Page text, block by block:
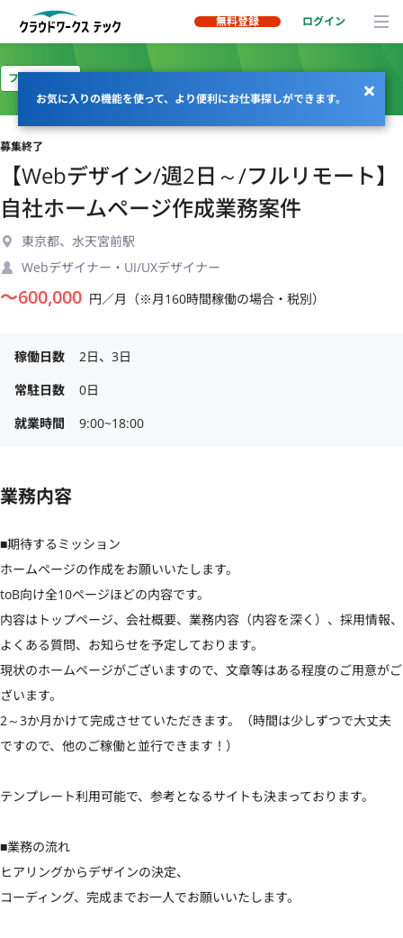
無料登録 ログイン
お気に入りの機能を使って、より便利にお仕事探しができます。
フルリモート
募集終了
【Webデザイン/週2日～/フルリモート】
自社ホームページ作成業務案件
東京都、水天宮前駅
Webデザイナー・UI/UXデザイナー
〜600,000 円／月（※月160時間稼働の場合・税別）
稼働日数
2日、3日
常駐日数
0日
就業時間
9:00~18:00
業務内容
■期待するミッション
ホームページの作成をお願いいたします。
toB向け全10ページほどの内容です。
内容はトップページ、会社概要、業務内容（内容を深く）、採用情報、
よくある質問、お知らせを予定しております。
現状のホームページがございますので、文章等はある程度のご用意がご
ざいます。
2～3か月かけて完成させていただきます。（時間は少しずつで大丈夫
ですので、他のご稼働と並行できます！）
テンプレート利用可能で、参考となるサイトも決まっております。
■業務の流れ
ヒアリングからデザインの決定、
コーディング、完成までお一人でお願いいたします。